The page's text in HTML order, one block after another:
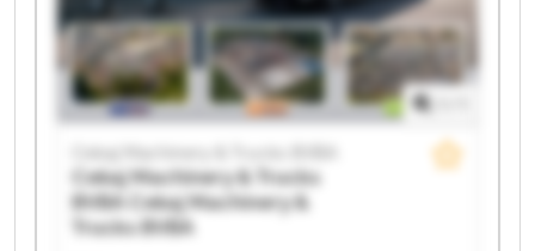
Machinery & Trucks BVBA Cekaj Machinery & Trucks
BVBA
Cekaj Machinery & Trucks BVBA
Cekaj Machinery & Trucks
BVBA
Cekaj Machinery &
Trucks BVBA